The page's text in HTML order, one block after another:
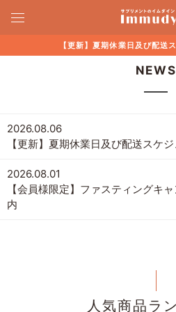
【更新】夏期休業日及び配送
NEWS
2026.08.06
【更新】夏期休業日及び配送スケ
2026.08.01
【会員様限定】ファスティングキ
内
人気商品ラ